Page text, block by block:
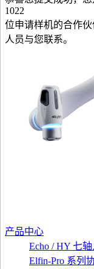
1022
位申请样机的合作
人员与您联系。
产品中心
Echo / HY 七
Elfin-Pro 系列